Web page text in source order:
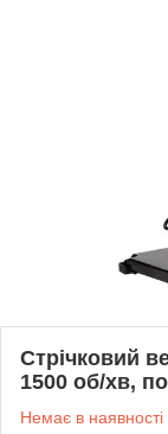
Стрічковий
1500 об/хв,
Немає в наявності